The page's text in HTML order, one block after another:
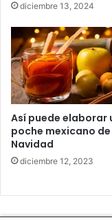
diciembre 13, 2024
Así puede elaborar
poche mexicano de
Navidad
diciembre 12, 2023